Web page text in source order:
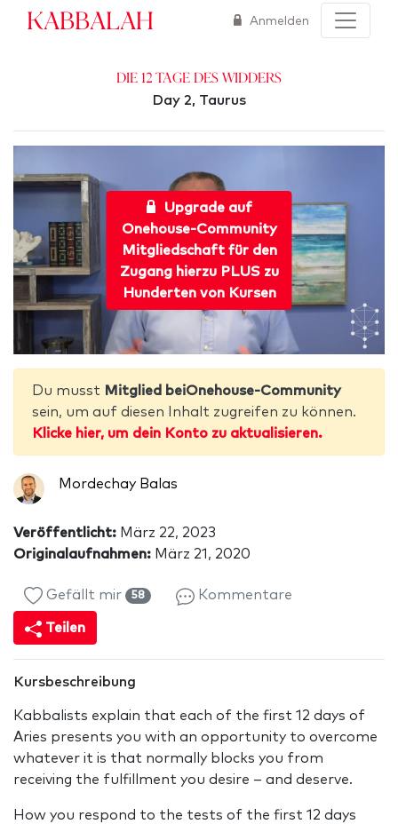
Kabbalah Anmelden
Die 12 Tage des Widders
Day 2, Taurus
Upgrade auf
Onehouse-Community
Mitgliedschaft für den
Zugang hierzu PLUS zu
Hunderten von Kursen
Du musst Mitglied beiOnehouse-Community
sein, um auf diesen Inhalt zugreifen zu können.
Klicke hier, um dein Konto zu aktualisieren.
Mordechay Balas
Veröffentlicht: März 22, 2023
Originalaufnahmen: März 21, 2020
Gefällt mir 58 Kommentare
Teilen
Kursbeschreibung
Kabbalists explain that each of the first 12 days of
Aries presents you with an opportunity to overcome
whatever it is that normally blocks you from
receiving the fulfillment you desire – and deserve.
How you respond to the tests of the first 12 days